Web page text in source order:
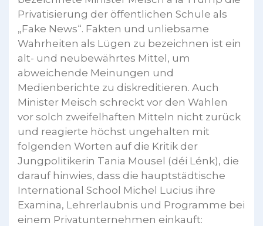
Privatisierung der öffentlichen Schule als
„Fake News“. Fakten und unliebsame
Wahrheiten als Lügen zu bezeichnen ist ein
alt- und neubewährtes Mittel, um
abweichende Meinungen und
Medienberichte zu diskreditieren. Auch
Minister Meisch schreckt vor den Wahlen
vor solch zweifelhaften Mitteln nicht zurück
und reagierte höchst ungehalten mit
folgenden Worten auf die Kritik der
Jungpolitikerin Tania Mousel (déi Lénk), die
darauf hinwies, dass die hauptstädtische
International School Michel Lucius ihre
Examina, Lehrerlaubnis und Programme bei
einem Privatunternehmen einkauft: